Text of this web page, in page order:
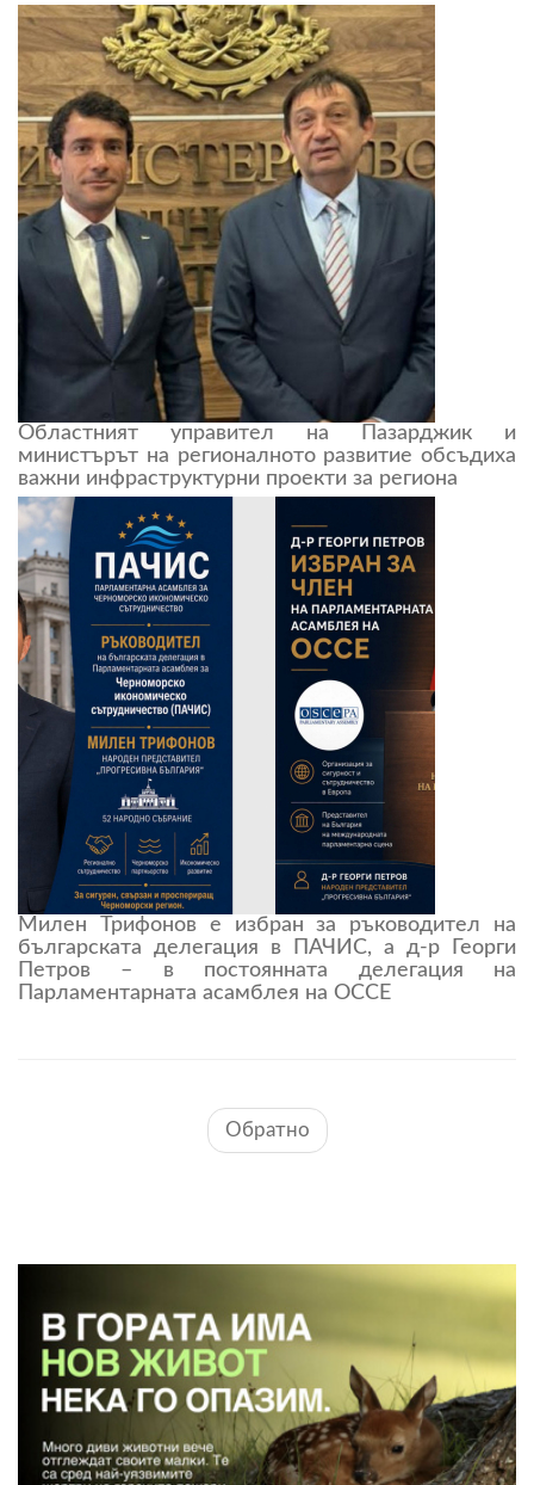
Областният управител на Пазарджик и
министърът на регионалното развитие обсъдиха
важни инфраструктурни проекти за региона
Милен Трифонов е избран за ръководител на
българската делегация в ПАЧИС, а д-р Георги
Петров – в постоянната делегация на
Парламентарната асамблея на ОССЕ
Обратно